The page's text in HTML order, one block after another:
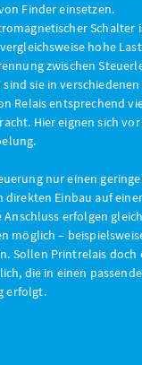
Finder einsetzen.
Schalter
hohe
zwischen
sie in
Relais entsprechend
Hier eignen sich
nur einen
direkten Einbau auf
erfolgen
möglich –
Sollen Printrelais doch
die in einen
erfolgt.